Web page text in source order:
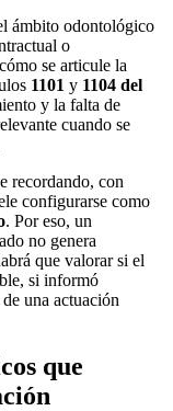
ámbito odontológico
o
se articule la
1101 y 1104 del
y la falta de
cuando se
recordando, con
configurarse como
. Por eso, un
no genera
que valorar si el
si informó
una actuación
que